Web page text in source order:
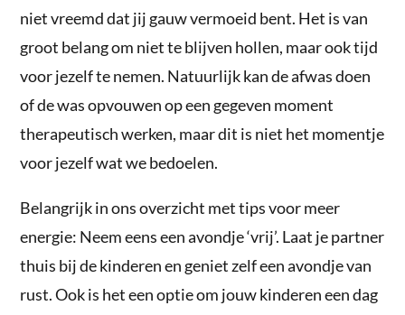
niet vreemd dat jij gauw vermoeid bent. Het is van
groot belang om niet te blijven hollen, maar ook tijd
voor jezelf te nemen. Natuurlijk kan de afwas doen
of de was opvouwen op een gegeven moment
therapeutisch werken, maar dit is niet het momentje
voor jezelf wat we bedoelen.
Belangrijk in ons overzicht met tips voor meer
energie: Neem eens een avondje ‘vrij’. Laat je partner
thuis bij de kinderen en geniet zelf een avondje van
rust. Ook is het een optie om jouw kinderen een dag